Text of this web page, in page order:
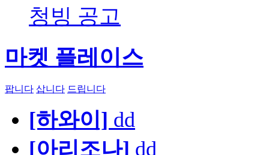
청빙 공고
마켓 플레이스
팝니다 삽니다 드립니다
[하와이] dd
[아리조나] dd